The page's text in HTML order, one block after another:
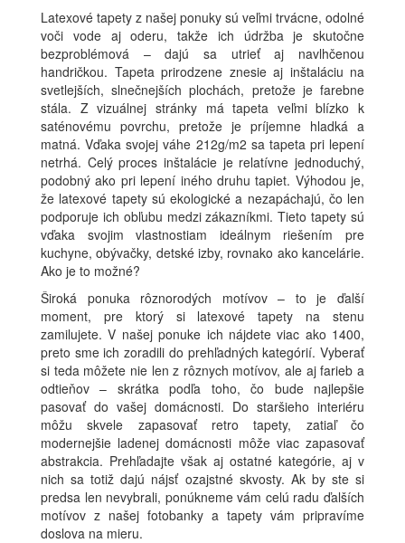
Latexové tapety z našej ponuky sú veľmi trvácne, odolné
voči vode aj oderu, takže ich údržba je skutočne
bezproblémová – dajú sa utrieť aj navlhčenou
handričkou. Tapeta prirodzene znesie aj inštaláciu na
svetlejších, slnečnejších plochách, pretože je farebne
stála. Z vizuálnej stránky má tapeta veľmi blízko k
saténovému povrchu, pretože je príjemne hladká a
matná. Vďaka svojej váhe 212g/m2 sa tapeta pri lepení
netrhá. Celý proces inštalácie je relatívne jednoduchý,
podobný ako pri lepení iného druhu tapiet. Výhodou je,
že latexové tapety sú ekologické a nezapáchajú, čo len
podporuje ich obľubu medzi zákazníkmi. Tieto tapety sú
vďaka svojim vlastnostiam ideálnym riešením pre
kuchyne, obývačky, detské izby, rovnako ako kancelárie.
Ako je to možné?
Široká ponuka rôznorodých motívov – to je ďalší
moment, pre ktorý si latexové tapety na stenu
zamilujete. V našej ponuke ich nájdete viac ako 1400,
preto sme ich zoradili do prehľadných kategórií. Vyberať
si teda môžete nie len z rôznych motívov, ale aj farieb a
odtieňov – skrátka podľa toho, čo bude najlepšie
pasovať do vašej domácnosti. Do staršieho interiéru
môžu skvele zapasovať retro tapety, zatiaľ čo
modernejšie ladenej domácnosti môže viac zapasovať
abstrakcia. Prehľadajte však aj ostatné kategórie, aj v
nich sa totiž dajú nájsť ozajstné skvosty. Ak by ste si
predsa len nevybrali, ponúkneme vám celú radu ďalších
motívov z našej fotobanky a tapety vám pripravíme
doslova na mieru.